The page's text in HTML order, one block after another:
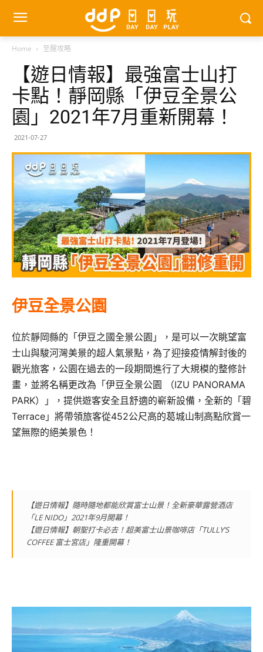
Home 至醒攻略
【遊日情報】最強富士山打
卡點！靜岡縣「伊豆全景公
園」2021年7月重新開幕！
2021-07-27
伊豆全景公園
位於靜岡縣的「伊豆之國全景公園」，是可以一次眺望富
士山與駿河灣美景的超人氣景點，為了迎接疫情解封後的
觀光旅客，公園在過去的一段期間進行了大規模的整修計
畫，並將名稱更改為「伊豆全景公園 （IZU PANORAMA
PARK）」，提供遊客安全且舒適的嶄新設備，全新的「碧
Terrace」將帶領旅客從452公尺高的葛城山制高點欣賞一
望無際的絕美景色！
【遊日情報】隨時隨地都能欣賞富士山景！全新豪華露營酒店
「LE NIDO」2021年9月開幕！
【遊日情報】朝聖打卡必去！超美富士山景咖啡店「TULLY’S
COFFEE 富士宮店」隆重開幕！